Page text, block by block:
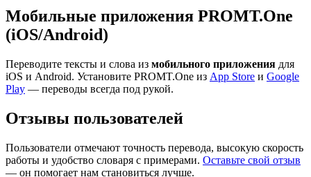
Мобильные приложения PROMT.One
(iOS/Android)
Переводите тексты и слова из мобильного приложения для
iOS и Android. Установите PROMT.One из App Store и Google
Play — переводы всегда под рукой.
Отзывы пользователей
Пользователи отмечают точность перевода, высокую скорость
работы и удобство словаря с примерами. Оставьте свой отзыв
— он помогает нам становиться лучше.